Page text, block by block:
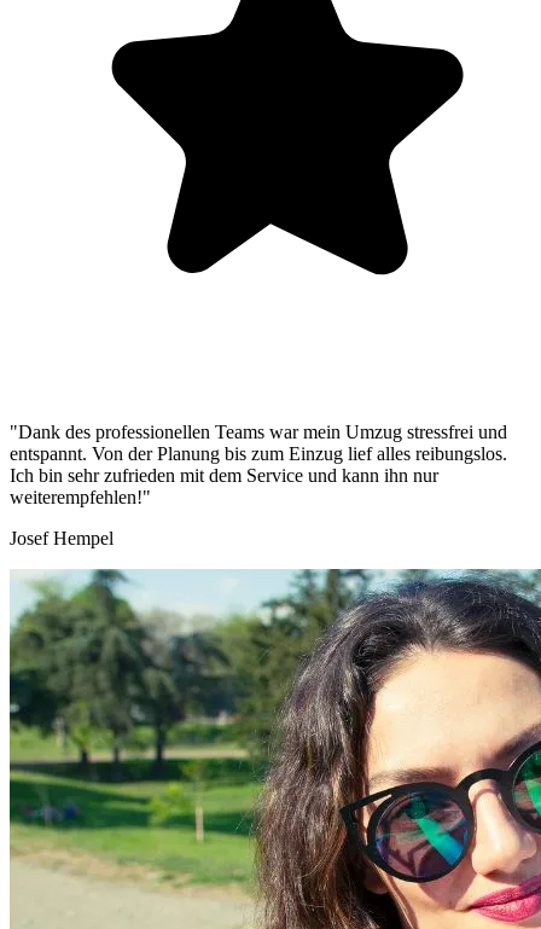
"Dank des professionellen Teams war mein Umzug stressfrei und
entspannt. Von der Planung bis zum Einzug lief alles reibungslos.
Ich bin sehr zufrieden mit dem Service und kann ihn nur
weiterempfehlen!"
Josef Hempel